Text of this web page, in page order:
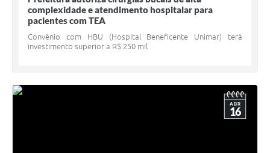
complexidade e atendimento hospitalar para
pacientes com TEA
Convênio com HBU (Hospital Beneficente Unimar) terá
investimento superior a R$ 250 mil
ABR
16